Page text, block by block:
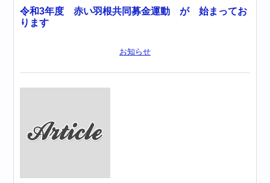
令和3年度 赤い羽根共同募金運動 が 始まってお
ります
お知らせ